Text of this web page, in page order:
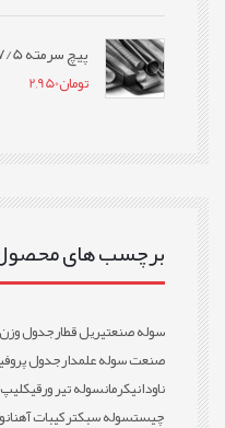
پیچ سرمته 7/5سانت تایوان
تومان2,950
برچسب های
سوله صنعتیریل قطارجدول وزن
صنعت سوله علمدارجدول
ناودانیکرمانسوله تیر ورقی
چیستسوله سبکترکیبات آهن